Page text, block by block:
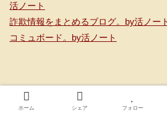
活ノート
詐欺情報をまとめるブログ。by活ノー
コミュボード。by活ノート
© 2020-2026 コミュボード。
ホーム シェア フォロー